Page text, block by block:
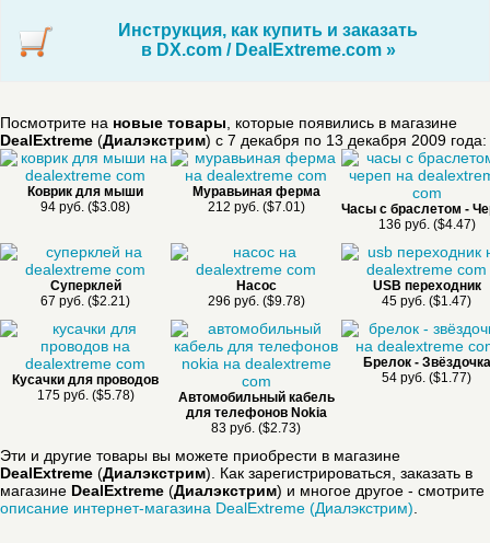
Инструкция, как купить и заказать
в DX.com / DealExtreme.com »
Посмотрите на новые товары , которые появились в магазине
DealExtreme (Диалэкстрим) с 7 декабря по 13 декабря 2009 года:
Коврик для мыши
94 руб. ($3.08)
Муравьиная ферма
212 руб. ($7.01)
Часы с браслетом -
136 руб. ($4.47)
Суперклей
67 руб. ($2.21)
Насос
296 руб. ($9.78)
USB переходник
45 руб. ($1.47)
Кусачки для проводов
175 руб. ($5.78)
Автомобильный кабель
для телефонов Nokia
83 руб. ($2.73)
Брелок - Звёздочка
54 руб. ($1.77)
Эти и другие товары вы можете приобрести в магазине
DealExtreme (Диалэкстрим). Как зарегистрироваться, заказать в
магазине DealExtreme (Диалэкстрим) и многое другое - смотрите
описание интернет-магазина DealExtreme (Диалэкстрим)